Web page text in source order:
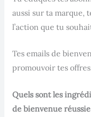
aussi sur ta marque,
l’action que tu
Tes emails de
promouvoir tes
Quels sont les
de bienvenue